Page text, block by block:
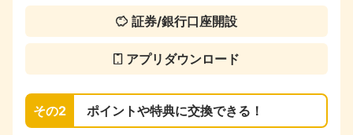
証券/銀行口座開設
アプリダウンロード
その2 ポイントや特典に交換できる！